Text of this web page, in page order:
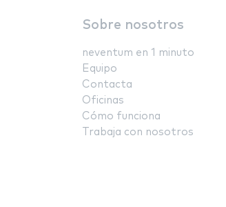
Sobre nosotros
neventum en 1 minuto
Equipo
Contacta
Oficinas
Cómo funciona
Trabaja con nosotros